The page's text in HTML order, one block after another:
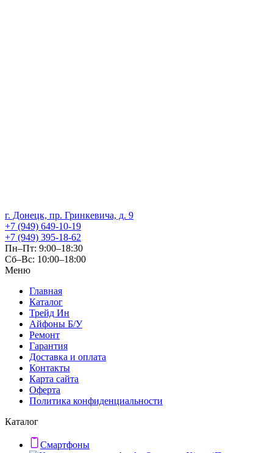
г. Донецк, пр. Гринкевича, д. 9
+7 (949) 649-10-19
+7 (949) 395-18-62
Пн–Пт: 9:00–18:30
Сб–Вс: 10:00–18:00
Меню
Главная
Каталог
Трейд Ин
Айфоны Б/У
Ремонт
Гарантия
Доставка и оплата
Контакты
Карта сайта
Оферта
Политика конфиденциальности
Каталог
Смартфоны